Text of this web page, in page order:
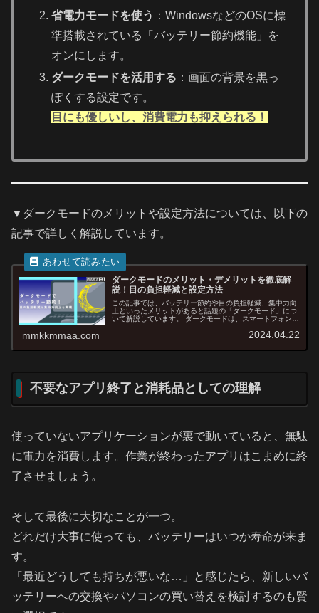
省電力モードを使う ：WindowsなどのOSに標
準搭載されている「バッテリー節約機能」を
オンにします。
ダークモードを活用する ：画面の背景を黒っ
ぽくする設定です。
目にも優しいし、消費電力も抑えられる！
▼ダークモードのメリットや設定方法については、以下の
記事で詳しく解説しています。
ダークモードのメリット・デメリットを徹底解
説！目の負担軽減と設定方法
この記事では、バッテリー節約や目の負担軽減、集中力向
上といったメリットがあると話題の「ダークモード」につ
いて解説しています。 ダークモードは、スマートフォンや
す。 しかし、バッテリー消費量に関しては、デバイスや設
ても議論が続いています。
mmkkmmaa.com 2024.04.22
不要なアプリ終了と消耗品としての理解
使っていないアプリケーションが裏で動いていると、無駄
に電力を消費します。作業が終わったアプリはこまめに終
了させましょう。
そして最後に大切なことが一つ。
どれだけ大事に使っても、バッテリーはいつか寿命が来ま
す。
「最近どうしても持ちが悪いな…」と感じたら、新しいバ
ッテリーへの交換やパソコンの買い替えを検討するのも賢